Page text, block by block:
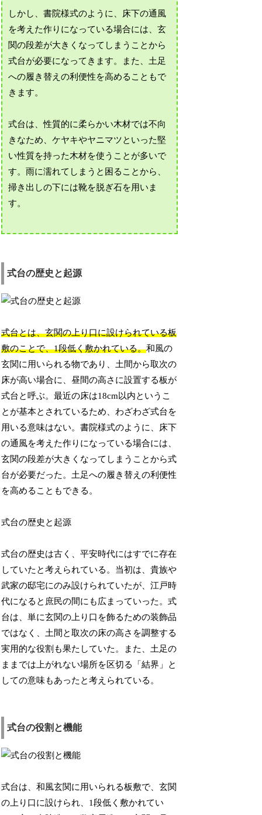
しかし、書院様式のように、床下の通風
を考えた作りになっている場合には、玄
関の段差が大きくなってしまうことから
式台が必要になってきます。また、土足
への履き替えの利便性を高めることもで
きます。
式台は、性質的に柔らかい木材では不向
きなため、ケヤキやヤニマツといった堅
い性質を持った木材を使うことが多いで
す。雨に濡れてしまうと困ることから、
掃き出しの下には靴を脱ぎ石を用いま
す。
式台の歴史と起源
式台とは、玄関の上り口に設けられている板
敷のことで、1段低く敷かれている。和風の
玄関に用いられる物であり、土間から取次の
床が高い場合に、昼間の高さに設置する板が
式台と呼ぶ。最近の床は18cm以内というこ
とが基本とされているため、わざわざ式台を
用いる意味はない。書院様式のように、床下
の通風を考えた作りになっている場合には、
玄関の段差が大きくなってしまうことから式
台が必要だった。土足への履き替えの利便性
を高めることもできる。
式台の歴史と起源
式台の歴史は古く、平安時代にはすでに存在
していたと考えられている。当初は、貴族や
武家の邸宅にのみ設けられていたが、江戸時
代になると庶民の間にも広まっていった。式
台は、単に玄関の上り口を飾るための装飾品
ではなく、土間と取次の床の高さを調整する
実用的な役割も果たしていた。また、土足の
ままでは上がれない場所を区切る「結界」と
しての意味もあったと考えられている。
式台の役割と機能
式台は、和風玄関に用いられる板敷で、玄関
の上り口に設けられ、1段低く敷かれてい